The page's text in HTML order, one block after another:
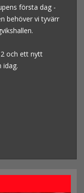
första dag -
behöver vi tyvärr
och ett nytt
idag.